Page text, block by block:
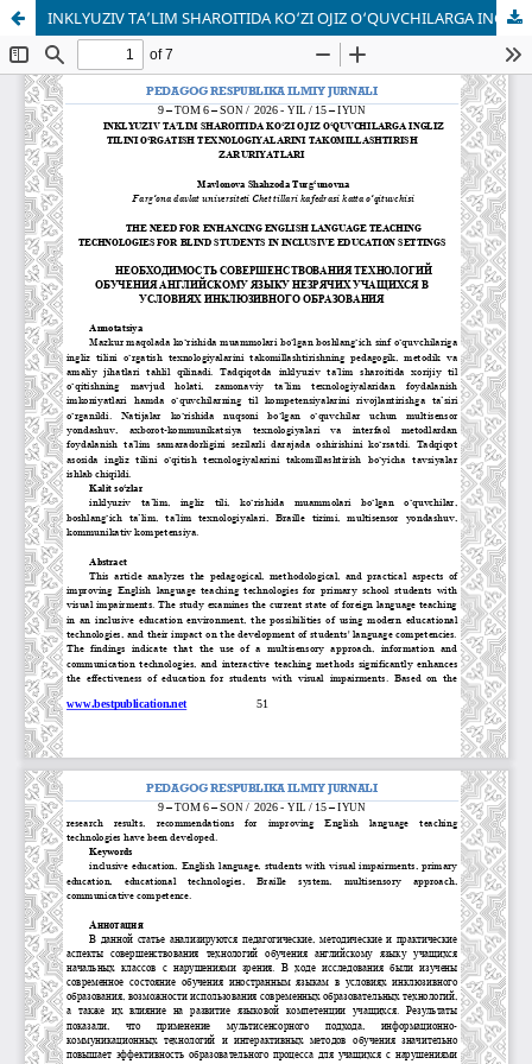
INKLYUZIV TA’LIM SHAROITIDA KO‘ZI OJIZ O‘QUVCHILARGA INGLIZ TILINI O‘RGATISH TEXNOLOGIYALARINI TAKOMILLASHTIRISH ZARURIYATLARI